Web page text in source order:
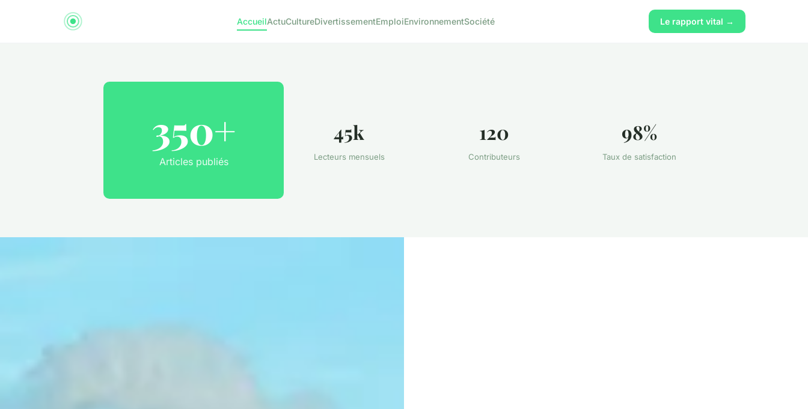
AccueilActuCultureDivertissementEmploiEnvironnementSociété Le rapport vital →
350+
Articles publiés
45k
Lecteurs mensuels
120
Contributeurs
98%
Taux de satisfaction